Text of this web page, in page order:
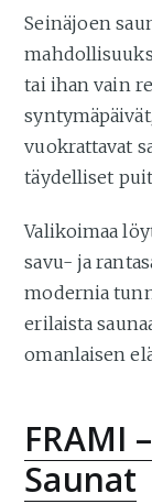
Seinäjoen
tai ihan vain
vuokrattavat
täydelliset
Valikoimaa
savu- ja
modernia
erilaista
omanlaisen
FRAMI
Saunat